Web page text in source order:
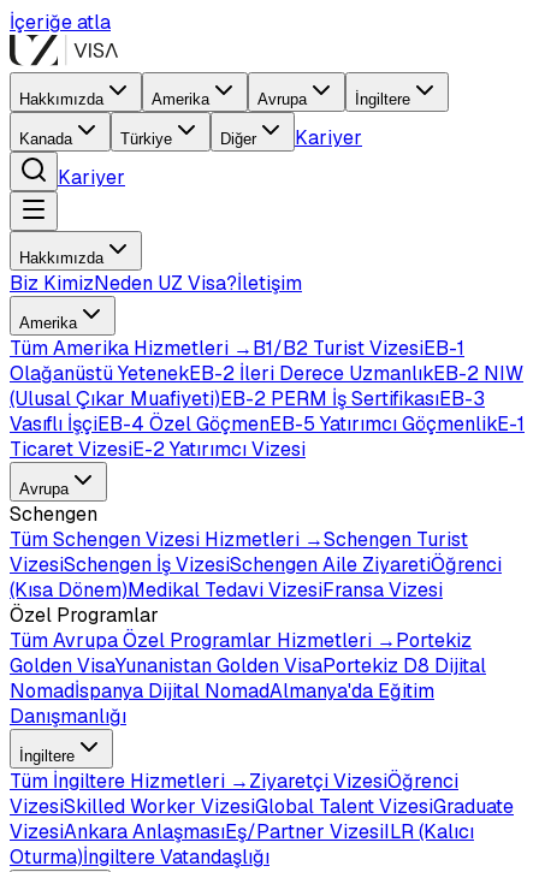
İçeriğe atla
Hakkımızda Amerika Avrupa İngiltere
Kanada Türkiye Diğer
Kariyer
Kariyer
Hakkımızda
Biz KimizNeden UZ Visa?İletişim
Amerika
TümAmerika Hizmetleri →B1/B2 Turist VizesiEB-1
Olağanüstü YetenekEB-2 İleri Derece UzmanlıkEB-2 NIW
(Ulusal Çıkar Muafiyeti)EB-2 PERM İş SertifikasıEB-3
Vasıflı İşçiEB-4 Özel GöçmenEB-5 Yatırımcı GöçmenlikE-1
Ticaret VizesiE-2 Yatırımcı Vizesi
Avrupa
Schengen
TümSchengen Vizesi Hizmetleri →Schengen Turist
VizesiSchengen İş VizesiSchengen Aile ZiyaretiÖğrenci
(Kısa Dönem)Medikal Tedavi VizesiFransa Vizesi
Özel Programlar
TümAvrupa Özel Programlar Hizmetleri →Portekiz
Golden VisaYunanistan Golden VisaPortekiz D8 Dijital
Nomadİspanya Dijital NomadAlmanya'da Eğitim
Danışmanlığı
İngiltere
Tüm İngiltere Hizmetleri →Ziyaretçi VizesiÖğrenci
VizesiSkilled Worker VizesiGlobal Talent VizesiGraduate
VizesiAnkara AnlaşmasıEş/Partner VizesiILR (Kalıcı
Oturma)İngiltere Vatandaşlığı